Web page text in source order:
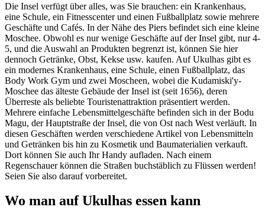
Die Insel verfügt über alles, was Sie brauchen: ein Krankenhaus,
eine Schule, ein Fitnesscenter und einen Fußballplatz sowie mehrere
Geschäfte und Cafés. In der Nähe des Piers befindet sich eine kleine
Moschee. Obwohl es nur wenige Geschäfte auf der Insel gibt, nur 4-
5, und die Auswahl an Produkten begrenzt ist, können Sie hier
dennoch Getränke, Obst, Kekse usw. kaufen. Auf Ukulhas gibt es
ein modernes Krankenhaus, eine Schule, einen Fußballplatz, das
Body Work Gym und zwei Moscheen, wobei die Kudamiski'y-
Moschee das älteste Gebäude der Insel ist (seit 1656), deren
Überreste als beliebte Touristenattraktion präsentiert werden.
Mehrere einfache Lebensmittelgeschäfte befinden sich in der Bodu
Magu, der Hauptstraße der Insel, die von Ost nach West verläuft. In
diesen Geschäften werden verschiedene Artikel von Lebensmitteln
und Getränken bis hin zu Kosmetik und Baumaterialien verkauft.
Dort können Sie auch Ihr Handy aufladen. Nach einem
Regenschauer können die Straßen buchstäblich zu Flüssen werden!
Seien Sie also darauf vorbereitet.
Wo man auf Ukulhas essen kann